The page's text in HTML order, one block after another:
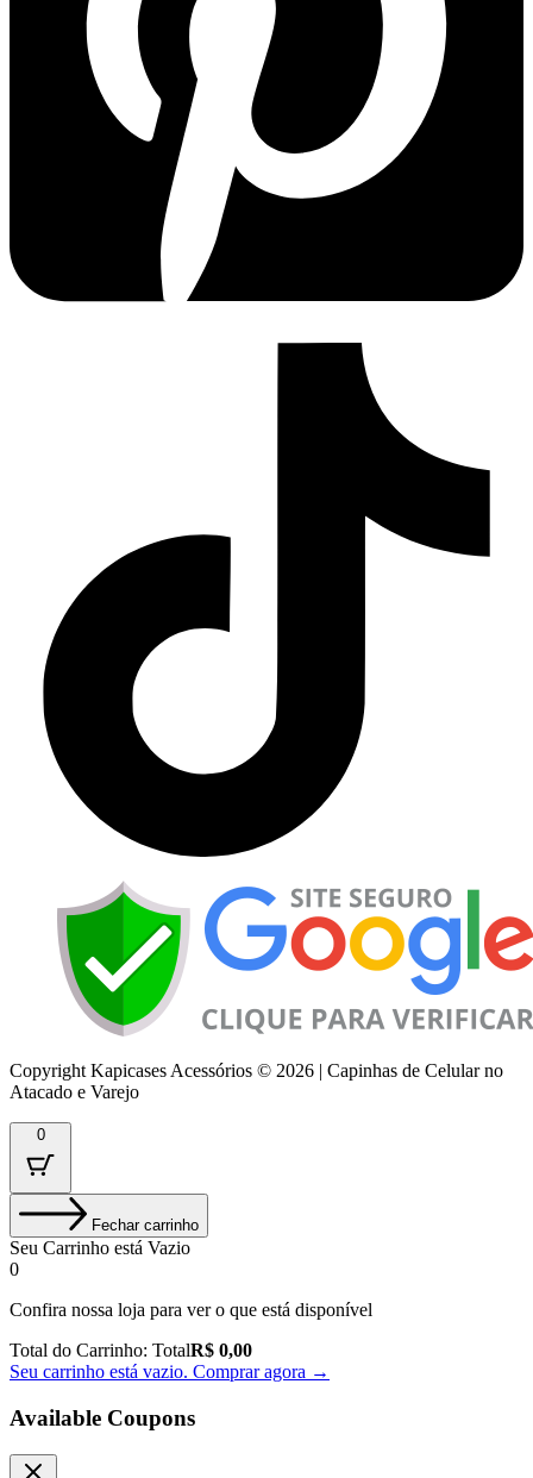
Copyright Kapicases Acessórios © 2026 | Capinhas de Celular no
Atacado e Varejo
0
Fechar carrinho
Seu Carrinho está Vazio
0
Confira nossa loja para ver o que está disponível
Total do Carrinho: TotalR$ 0,00
Seu carrinho está vazio. Comprar agora →
Available Coupons